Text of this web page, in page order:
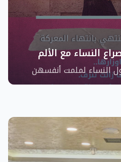
النساء مع الألم
النساء لملمت أنفسهن